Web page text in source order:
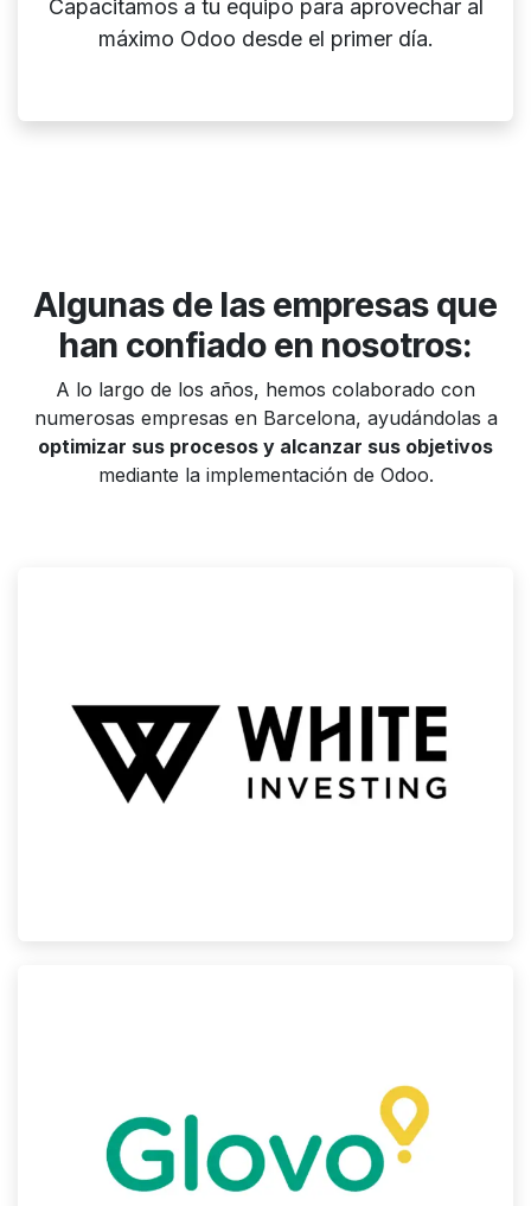
Capacitamos a tu equipo para aprovechar al
máximo Odoo desde el primer día.
Algunas de las empresas que
han confiado en nosotros:
A lo largo de los años, hemos colaborado con
numerosas empresas en Barcelona, ayudándolas a
optimizar sus procesos y alcanzar sus objetivos
mediante la implementación de Odoo.